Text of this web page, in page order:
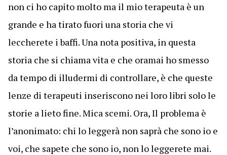
non ci ho capito molto ma il mio terapeuta è un
grande e ha tirato fuori una storia che vi
leccherete i baffi. Una nota positiva, in questa
storia che si chiama vita e che oramai ho smesso
da tempo di illudermi di controllare, è che queste
lenze di terapeuti inseriscono nei loro libri solo le
storie a lieto fine. Mica scemi. Ora, Il problema è
l’anonimato: chi lo leggerà non saprà che sono io e
voi, che sapete che sono io, non lo leggerete mai.